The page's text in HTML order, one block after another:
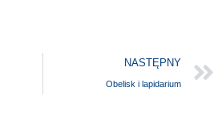
NASTĘPNY
Obelisk i lapidarium